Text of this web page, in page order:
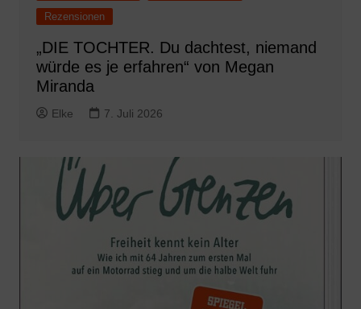
Rezensionen
„DIE TOCHTER. Du dachtest, niemand
würde es je erfahren“ von Megan
Miranda
Elke 7. Juli 2026